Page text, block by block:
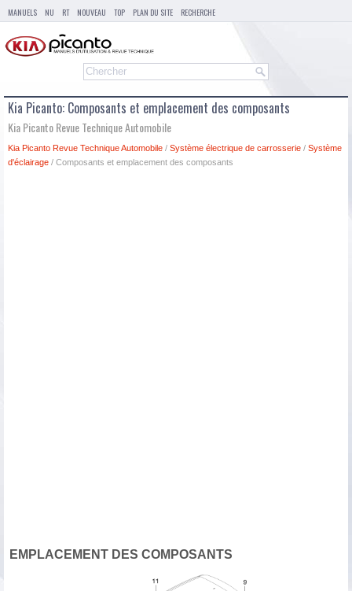
MANUELS NU RT NOUVEAU TOP PLAN DU SITE RECHERCHE
Kia Picanto: Composants et emplacement des composants
Kia Picanto Revue Technique Automobile
Kia Picanto Revue Technique Automobile / Système électrique de carrosserie / Système
d'éclairage / Composants et emplacement des composants
EMPLACEMENT DES COMPOSANTS